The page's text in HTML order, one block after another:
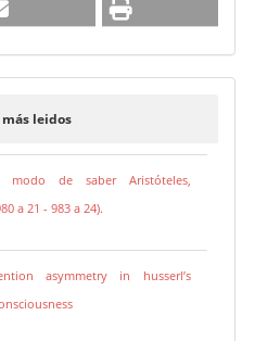
más leidos
de saber Aristóteles,
a 21 - 983 a 24).
asymmetry in husserl’s